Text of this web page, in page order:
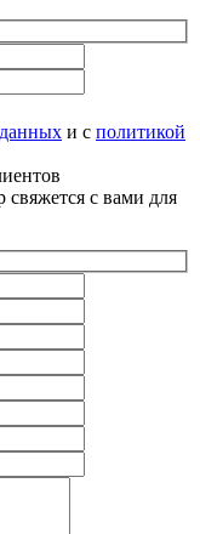
и с политикой
с вами для